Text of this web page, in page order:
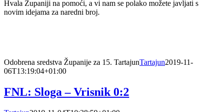
Hvala Županiji na pomoći, a vi nam se polako možete javljati s
novim idejama za naredni broj.
Odobrena sredstva Županije za 15. TartajunTartajun2019-11-
06T13:19:04+01:00
FNL: Sloga – Vrisnik 0:2